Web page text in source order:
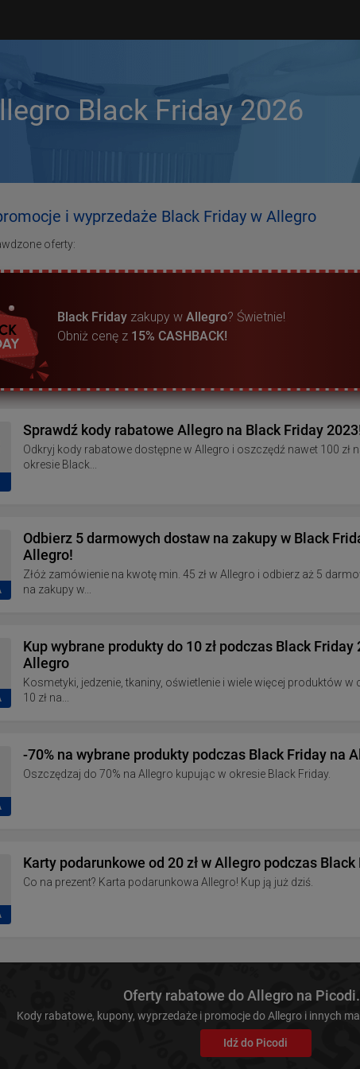
Black Friday 2026
i wyprzedaże Black Friday w Allegro
oferty:
Black Friday zakupy w Allegro? Świetnie!
Obniż cenę z 15% CASHBACK!
Sprawdź kody rabatowe Allegro na Black Friday
Odkryj kody rabatowe dostępne w Allegro i oszczędź nawet 100 zł
okresie Black...
Odbierz 5 darmowych dostaw na zakupy w Black
Allegro!
Złóż zamówienie na kwotę min. 45 zł w Allegro i odbierz aż 5
na zakupy w...
Kup wybrane produkty do 10 zł podczas Black Friday
Allegro
Kosmetyki, jedzenie, tkaniny, oświetlenie i wiele więcej produktów w
10 zł na...
-70% na wybrane produkty podczas Black Friday na
Oszczędzaj do 70% na Allegro kupując w okresie Black Friday.
Karty podarunkowe od 20 zł w Allegro podczas Black
Co na prezent? Karta podarunkowa Allegro! Kup ją już dziś.
Oferty rabatowe do Allegro na
Kody rabatowe, kupony, wyprzedaże i promocje do Allegro i innych
Idź do Picodi